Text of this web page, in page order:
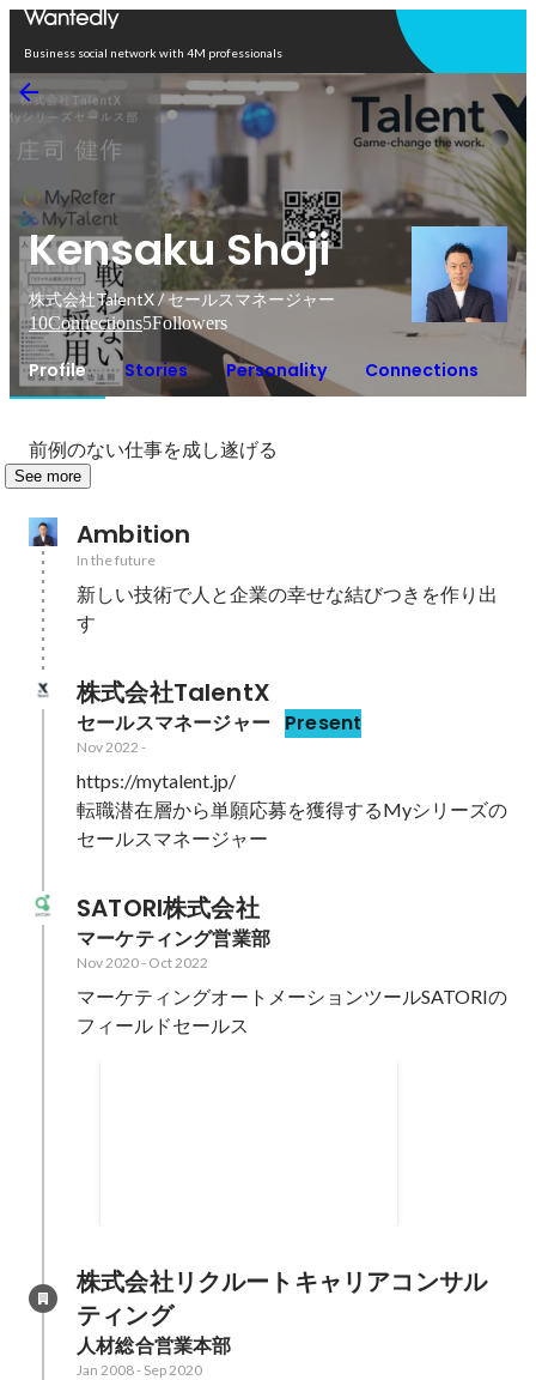
Business social network with 4M professionals
Kensaku Shoji
株式会社TalentX / セールスマネージャー
10Connections5Followers
Profile Stories Personality Connections
前例のない仕事を成し遂げる
See more
Ambition
In the future
新しい技術で人と企業の幸せな結びつきを作り出
す
株式会社TalentX
セールスマネージャー Present
Nov 2022 -
https://mytalent.jp/
転職潜在層から単願応募を獲得するMyシリーズの
SATORI株式会社
マーケティング営業部
Nov 2020- Oct 2022
マーケティングオートメーションツールSATORIの
フィールドセールス
株式会社リクルートキャリアコンサル
ティング
人材総合営業本部
Jan 2008- Sep 2020